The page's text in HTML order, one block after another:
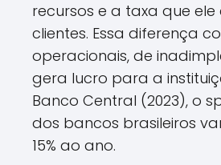
recursos e a taxa que
clientes. Essa diferença
operacionais, de
gera lucro para a
Banco Central (2023), o
dos bancos brasileiros
15% ao ano.